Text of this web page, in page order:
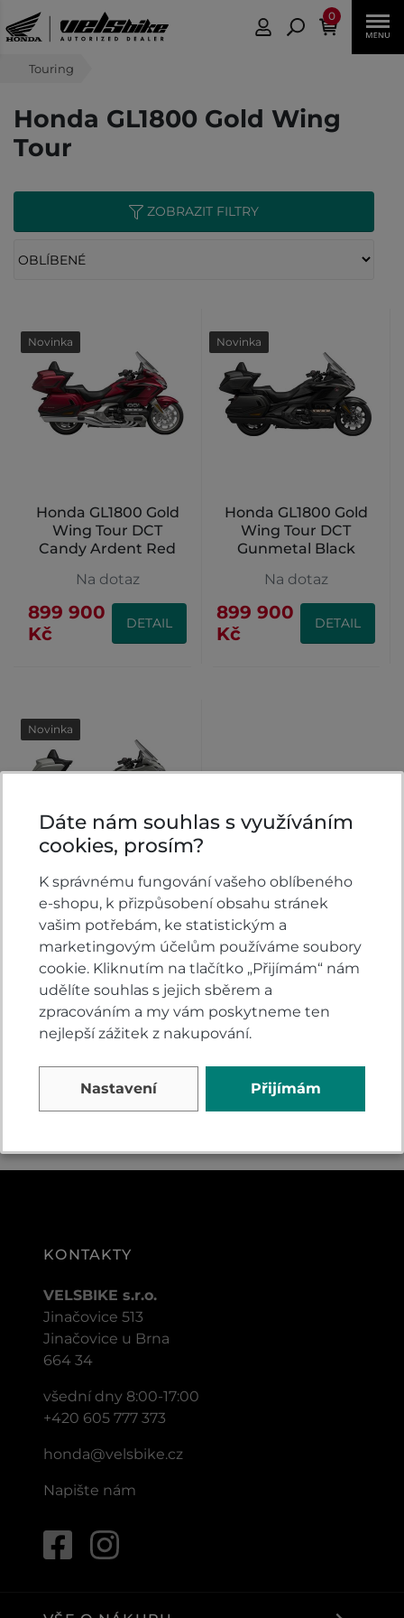
0
Touring
Honda GL1800 Gold Wing
Tour
ZOBRAZIT FILTRY
Honda GL1800 Gold
Wing Tour DCT
Candy Ardent Red
Novinka
Na dotaz
899 900
Kč
DETAIL
Honda GL1800 Gold
Wing Tour DCT
Gunmetal Black
Novinka
Na dotaz
899 900
Kč
DETAIL
Honda GL1800 Gold
Wing Tour DCT Pearl
Deep Mud Grey
Novinka
Na dotaz
899 900
Kč
DETAIL
KONTAKTY
VELSBIKE s.r.o.
Jinačovice 513
Jinačovice u Brna
664 34
všední dny 8:00-17:00
+420 605 777 373
honda@velsbike.cz
Napište nám
Dáte nám souhlas s využíváním
cookies, prosím?
K správnému fungování vašeho oblíbeného
e-shopu, k přizpůsobení obsahu stránek
vašim potřebám, ke statistickým a
marketingovým účelům používáme soubory
cookie. Kliknutím na tlačítko „Přijímám“ nám
udělíte souhlas s jejich sběrem a
zpracováním a my vám poskytneme ten
nejlepší zážitek z nakupování.
Nastavení Přijímám